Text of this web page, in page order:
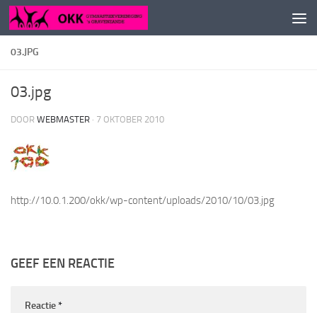
Doorgaan naar inhoud
03.JPG
03.jpg
DOOR WEBMASTER · 7 OKTOBER 2010
http://10.0.1.200/okk/wp-content/uploads/2010/10/03.jpg
GEEF EEN REACTIE
Reactie*